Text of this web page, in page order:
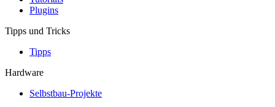
Plugins
Tipps und Tricks
Tipps
Hardware
Selbstbau-Projekte